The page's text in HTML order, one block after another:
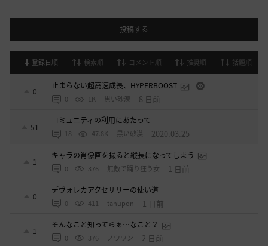
投稿する
登録日順 検索順 コメント順 推奨順 話題順
0
止まらない超高速成長、HYPERBOOST
0 1K 黒い砂漠 8 日前
51
コミュニティの利用にあたって
18 47.8K 黒い砂漠 2020.03.25
1
キャラの肖像画を撮ると縦長になってしまう
0 376 無敵で踊り狂う女 1 日前
0
デヴォレカアクセサリーの使い道
0 411 tanupon 1 日前
1
そんなこと知ってらぁ…なこと？
0 376 ノウワン 2 日前